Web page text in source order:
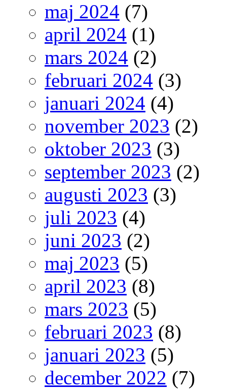
maj 2024 (7)
april 2024 (1)
mars 2024 (2)
februari 2024 (3)
januari 2024 (4)
november 2023 (2)
oktober 2023 (3)
september 2023 (2)
augusti 2023 (3)
juli 2023 (4)
juni 2023 (2)
maj 2023 (5)
april 2023 (8)
mars 2023 (5)
februari 2023 (8)
januari 2023 (5)
december 2022 (7)